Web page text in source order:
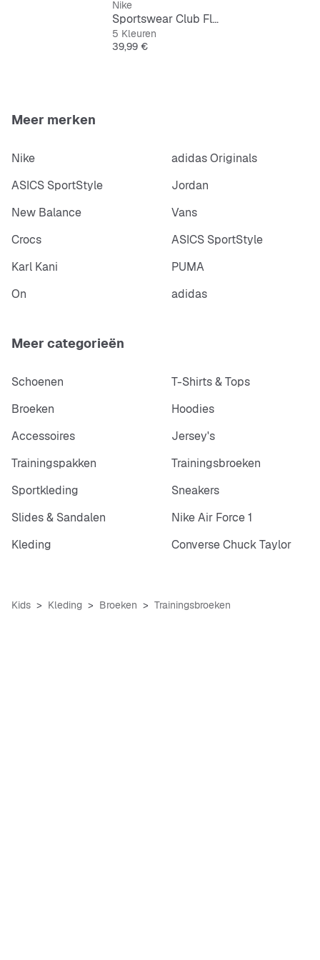
Geribbelde boorden
Elastische tailleband
Geïmporteerd
Nike
Sportswear Club Fleece Jogger
5 Kleuren
Prijs
39,99 €
Meer merken
Nike
adidas Originals
ASICS SportStyle
Jordan
New Balance
Vans
Crocs
ASICS SportStyle
Karl Kani
PUMA
On
adidas
Meer categorieën
Schoenen
T-Shirts & Tops
Broeken
Hoodies
Accessoires
Jersey's
Trainingspakken
Trainingsbroeken
Sportkleding
Sneakers
Slides & Sandalen
Nike Air Force 1
Kleding
Converse Chuck Taylor
Kids Kleding Broeken Trainingsbroeken